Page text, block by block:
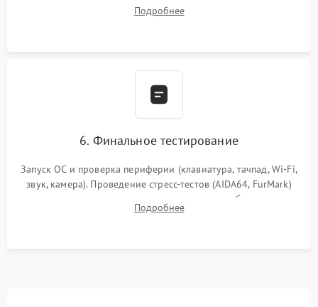
шлейфов, модулей памяти и накопителей. Предварительная
Подробнее
6. Финальное тестирование
Запуск ОС и проверка периферии (клавиатура, тачпад, Wi-Fi,
звук, камера). Проведение стресс-тестов (AIDA64, FurMark)
для контроля температурного режима и стабильности
системы под пиковой нагрузкой.
Подробнее